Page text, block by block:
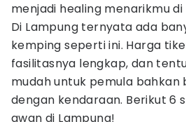
menjadi healing menarikmu di
Di Lampung ternyata ada
kemping seperti ini. Harga
fasilitasnya lengkap, dan
mudah untuk pemula bahkan
dengan kendaraan. Berikut 6
awan di Lampung!